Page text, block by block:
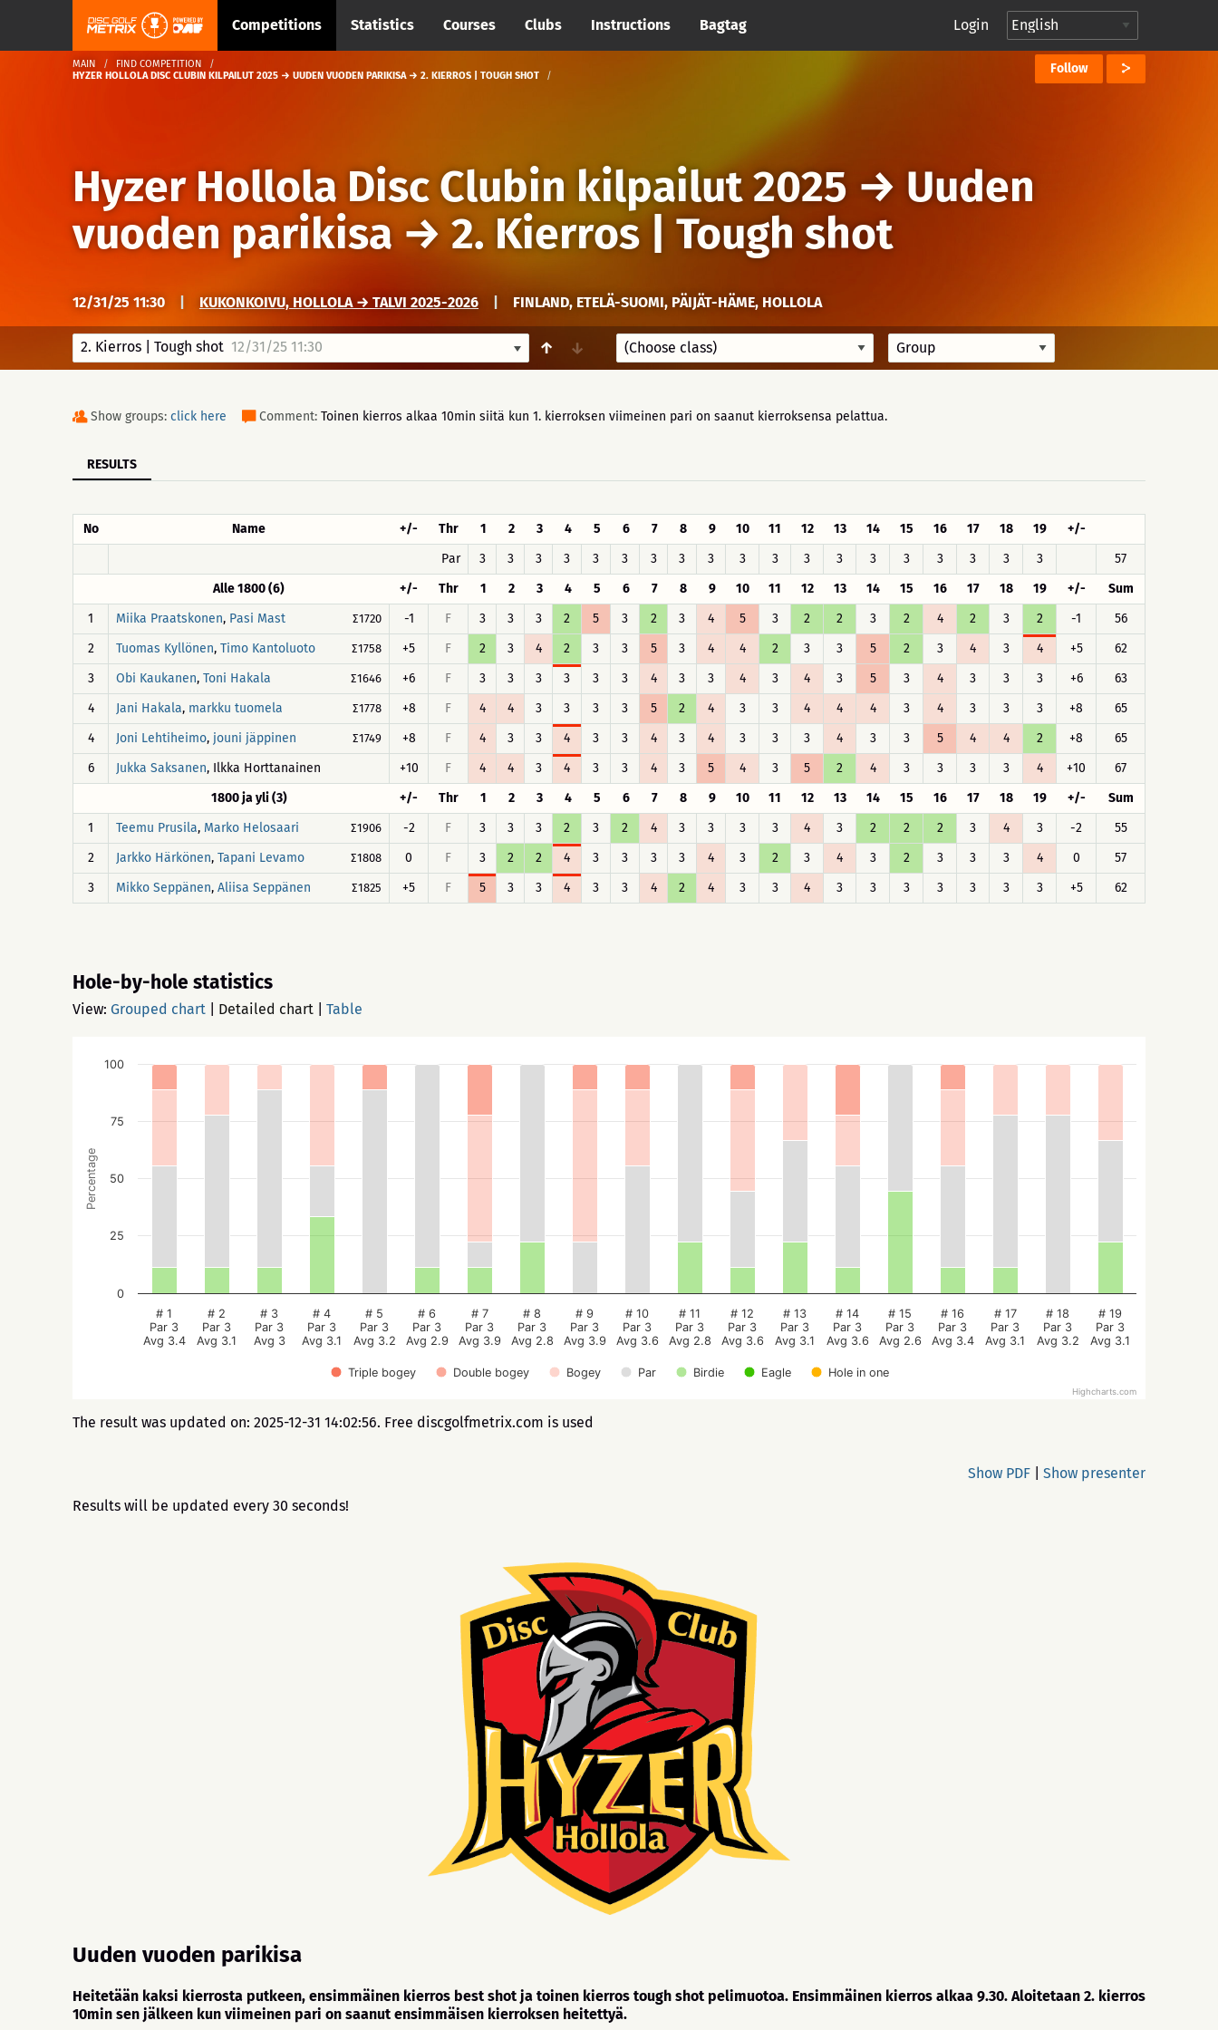
Competitions Statistics Courses Clubs Instructions Bagtag Login
MAIN
FIND COMPETITION
HYZER HOLLOLA DISC CLUBIN KILPAILUT 2025 → UUDEN VUODEN PARIKISA → 2. KIERROS | TOUGH SHOT
Follow
Hyzer Hollola Disc Clubin kilpailut 2025 → Uuden
vuoden parikisa→ 2. Kierros | Tough shot
12/31/25 11:30 KUKONKOIVU, HOLLOLA → TALVI 2025-2026 FINLAND, ETELÄ-SUOMI, PÄIJÄT-HÄME, HOLLOLA
2. Kierros | Tough shot 12/31/25 11:30 ↑ ↓
Show groups: click here Comment: Toinen kierros alkaa 10min siitä kun 1. kierroksen viimeinen pari on saanut kierroksensa pelattua.
RESULTS
No Name +/- Thr 1 2 3 4 5 6 7 8 9 10 11 12 13 14 15 16 17 18 19
+/-
Par
3 3 3 3 3 3 3 3 3 3 3 3 3 3 3 3 3 3 3
57
Alle 1800 (6)
+/- Thr 1 2 3 4 5 6 7 8 9 10 11 12 13 14 15 16 17 18 19 +/-
Sum
1
Miika Praatskonen, Pasi Mast ∑1720 -1 F 3 3 3 2 5 3 2 3 4 5 3 2 2 3 2 4 2 3 2 -1
56
2
Tuomas Kyllönen, Timo Kantoluoto ∑1758 +5 F 2 3 4 2 3 3 5 3 4 4 2 3 3 5 2 3 4 3 4 +5
62
3
Obi Kaukanen, Toni Hakala ∑1646 +6 F 3 3 3 3 3 3 4 3 3 4 3 4 3 5 3 4 3 3 3 +6
63
4
Jani Hakala, markku tuomela ∑1778 +8 F 4 4 3 3 3 3 5 2 4 3 3 4 4 4 3 4 3 3 3 +8
65
4
Joni Lehtiheimo, jouni jäppinen ∑1749 +8 F 4 3 3 4 3 3 4 3 4 3 3 3 4 3 3 5 4 4 2 +8
65
6
Jukka Saksanen, Ilkka Horttanainen +10 F 4 4 3 4 3 3 4 3 5 4 3 5 2 4 3 3 3 3 4 +10
67
1800 ja yli (3)
+/- Thr 1 2 3 4 5 6 7 8 9 10 11 12 13 14 15 16 17 18 19 +/-
Sum
1
Teemu Prusila, Marko Helosaari ∑1906 -2 F 3 3 3 2 3 2 4 3 3 3 3 4 3 2 2 2 3 4 3 -2
55
2
Jarkko Härkönen, Tapani Levamo ∑1808 0 F 3 2 2 4 3 3 3 3 4 3 2 3 4 3 2 3 3 3 4 0
57
3
Mikko Seppänen, Aliisa Seppänen ∑1825 +5 F 5 3 3 4 3 3 4 2 4 3 3 4 3 3 3 3 3 3 3 +5 62
Hole-by-hole statistics
View: Grouped chart Detailed chart Table
Percentage
Triple bogey Double bogey Bogey Par Birdie Eagle Hole in one
# 1
Par 3
Avg 3.4
# 2
Par 3
Avg 3.1
# 3
Par 3
Avg 3
# 4
Par 3
Avg 3.1
# 5
Par 3
Avg 3.2
# 6
Par 3
Avg 2.9
# 7
Par 3
Avg 3.9
# 8
Par 3
Avg 2.8
# 9
Par 3
Avg 3.9
# 10
Par 3
Avg 3.6
# 11
Par 3
Avg 2.8
# 12
Par 3
Avg 3.6
# 13
Par 3
Avg 3.1
# 14
Par 3
Avg 3.6
# 15
Par 3
Avg 2.6
# 16
Par 3
Avg 3.4
# 17
Par 3
Avg 3.1
# 18
Par 3
Avg 3.2
# 19
Par 3
Avg 3.1
0
25
50
75
100
Highcharts.com
The result was updated on: 2025-12-31 14:02:56. Free discgolfmetrix.com is used
Show presenter
Show PDF
Results will be updated every 30 seconds!
Uuden vuoden parikisa
Heitetään kaksi kierrosta putkeen, ensimmäinen kierros best shot ja toinen kierros tough shot pelimuotoa. Ensimmäinen kierros alkaa 9.30. Aloitetaan 2. kierros
10min sen jälkeen kun viimeinen pari on saanut ensimmäisen kierroksen heitettyä.